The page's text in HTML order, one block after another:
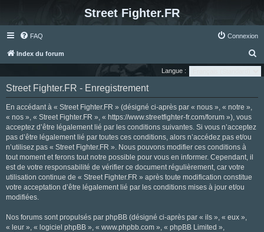
Street Fighter.FR
FAQ Connexion
Index du forum
e
Langue :
Street Fighter.FR - Enregistrement
En accédant à « Street Fighter.FR » (désigné ci-après par « nous », « notre »,
« nos », « Street Fighter.FR », « https://www.streetfighter-fr.com/forum »), vous
acceptez d’être légalement lié par les conditions suivantes. Si vous n’acceptez
pas d’être légalement lié par toutes ces conditions, alors n’accédez pas et/ou
n’utilisez pas « Street Fighter.FR ». Nous pouvons modifier ces conditions à
tout moment et ferons tout notre possible pour vous en informer. Cependant, il
est de votre responsabilité de vérifier ce document régulièrement, car votre
utilisation continue de « Street Fighter.FR » après toute modification constitue
votre acceptation d’être légalement lié par les conditions mises à jour et/ou
modifiées.
Nos forums sont propulsés par phpBB (désigné ci-après par « ils », « eux »,
« leur », « logiciel phpBB », « www.phpbb.com », « phpBB Limited »,